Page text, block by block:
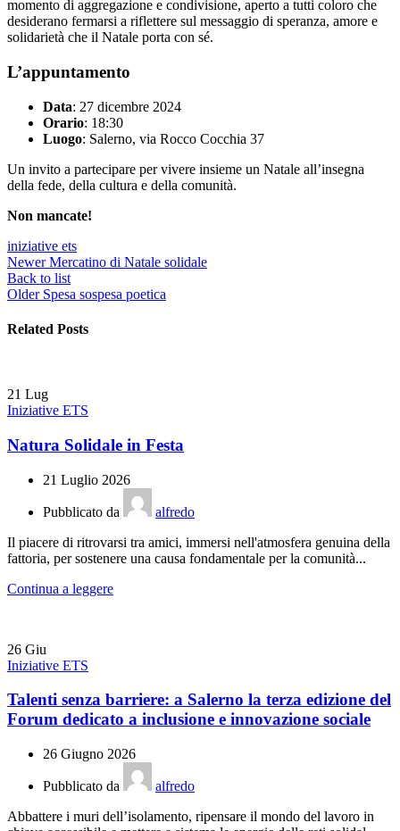
momento di aggregazione e condivisione, aperto a tutti coloro che
desiderano fermarsi a riflettere sul messaggio di speranza, amore e
solidarietà che il Natale porta con sé.
L’appuntamento
Data: 27 dicembre 2024
Orario: 18:30
Luogo: Salerno, via Rocco Cocchia 37
Un invito a partecipare per vivere insieme un Natale all’insegna
della fede, della cultura e della comunità.
Non mancate!
iniziative ets
Newer Mercatino di Natale solidale
Back to list
Older Spesa sospesa poetica
Related Posts
21 Lug
Iniziative ETS
Natura Solidale in Festa
21 Luglio 2026
Pubblicato da
alfredo
Il piacere di ritrovarsi tra amici, immersi nell'atmosfera genuina della
fattoria, per sostenere una causa fondamentale per la comunità...
Continua a leggere
26 Giu
Iniziative ETS
Talenti senza barriere: a Salerno la terza edizione del
Forum dedicato a inclusione e innovazione sociale
26 Giugno 2026
Pubblicato da
alfredo
Abbattere i muri dell’isolamento, ripensare il mondo del lavoro in